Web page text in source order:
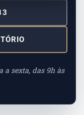
a sexta, das 9h às